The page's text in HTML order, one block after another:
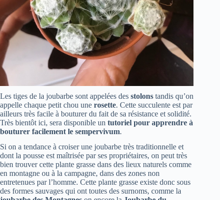
Les tiges de la joubarbe sont appelées des stolons tandis qu’on
appelle chaque petit chou une rosette. Cette succulente est par
ailleurs très facile à bouturer du fait de sa résistance et solidité.
Très bientôt ici, sera disponible un tutoriel pour apprendre à
bouturer facilement le sempervivum.
Si on a tendance à croiser une joubarbe très traditionnelle et
dont la pousse est maîtrisée par ses propriétaires, on peut très
bien trouver cette plante grasse dans des lieux naturels comme
en montagne ou à la campagne, dans des zones non
entretenues par l’homme. Cette plante grasse existe donc sous
des formes sauvages qui ont toutes des surnoms, comme la